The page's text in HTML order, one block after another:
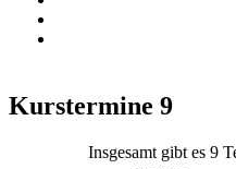
Kurstermine 9
Insgesamt gibt es 9